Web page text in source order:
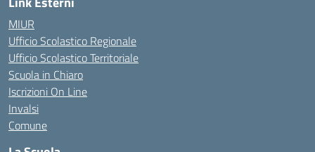
MIUR
Ufficio Scolastico Regionale
Ufficio Scolastico Territoriale
Scuola in Chiaro
Iscrizioni On Line
Invalsi
Comune